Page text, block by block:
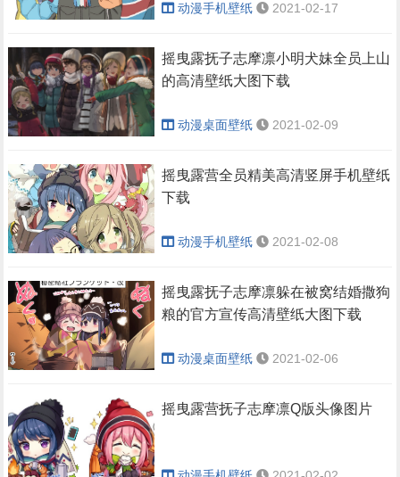
动漫手机壁纸 2021-02-17
摇曳露抚子志摩凛小明犬妹全员上山
的高清壁纸大图下载
动漫桌面壁纸 2021-02-09
摇曳露营全员精美高清竖屏手机壁纸
下载
动漫手机壁纸 2021-02-08
摇曳露抚子志摩凛躲在被窝结婚撒狗
粮的官方宣传高清壁纸大图下载
动漫桌面壁纸 2021-02-06
摇曳露营抚子志摩凛Q版头像图片